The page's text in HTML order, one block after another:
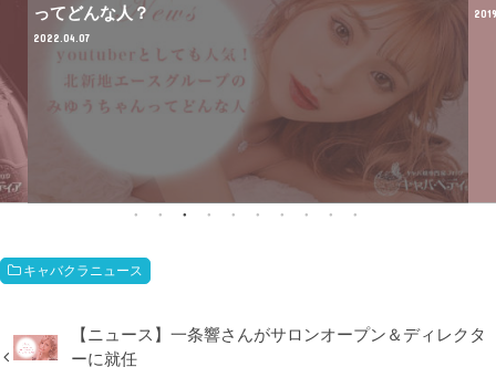
ってどんな人？
2022.04.07
キャバクラニュース
【ニュース】一条響さんがサロンオープン＆ディレクタ
ーに就任